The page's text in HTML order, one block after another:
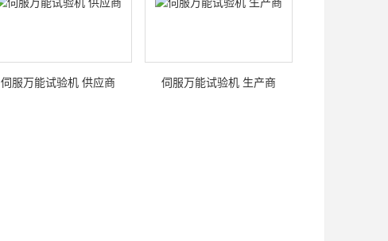
伺服万能试验机 供应商 伺服万能试验机 生产商